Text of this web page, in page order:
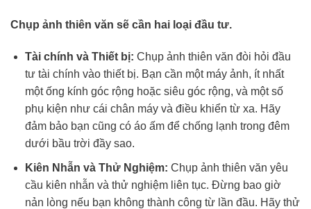
Chụp ảnh thiên văn sẽ cần hai loại đầu tư.
Tài chính và Thiết bị: Chụp ảnh thiên văn đòi hỏi đầu
tư tài chính vào thiết bị. Bạn cần một máy ảnh, ít nhất
một ống kính góc rộng hoặc siêu góc rộng, và một số
phụ kiện như cái chân máy và điều khiển từ xa. Hãy
đảm bảo bạn cũng có áo ấm để chống lạnh trong đêm
dưới bầu trời đầy sao.
Kiên Nhẫn và Thử Nghiệm: Chụp ảnh thiên văn yêu
cầu kiên nhẫn và thử nghiệm liên tục. Đừng bao giờ
nản lòng nếu bạn không thành công từ lần đầu. Hãy thử